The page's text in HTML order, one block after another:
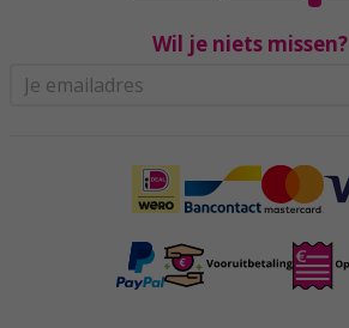
Wil je niets missen?